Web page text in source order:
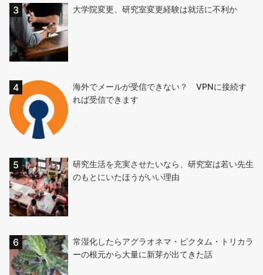
大学院変更、研究室変更経験は就活に不利か
海外でメールが受信できない？ VPNに接続す
れば受信できます
研究生活を充実させたいなら、研究室は若い先生
のもとにいたほうがいい理由
常湿化したらアグラオネマ・ピクタム・トリカラ
ーの根元から大量に新芽が出てきた話